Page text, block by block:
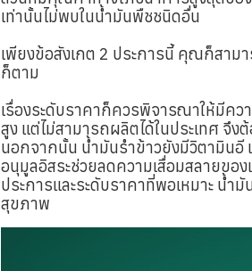
เท่านั้นไม่พบในน้ำมันพืชชนิดอื่น
เพียงข้อสังเกต 2 ประการนี้ คุณก็สาม
ก็ตาม
เรื่องระดับราคาก็ควรพิจารณาให้มีคว
สูง แต่ไม่สามารถผลิตได้ในประเทศ จึง
นอกจากนั้น น้ำมันรำข้าวยังมีวิตามินอี
อนุมูลอิสระช่วยลดความเสื่อมสลายขอ
ประการและระดับราคาที่พอเหมาะ น้ำ
สุขภาพ